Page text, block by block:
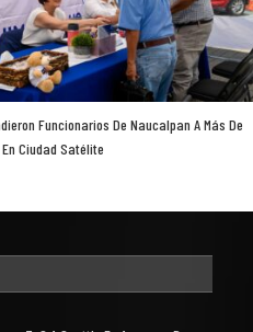
Funcionarios De Naucalpan A Más De
Ciudad Satélite